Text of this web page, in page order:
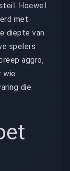
Hoewel
met
diepte van
spelers
aggro,
wie
die